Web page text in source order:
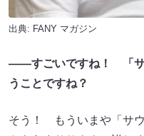
出典: FANY マガジン
――すごいですね！ 「サ
うことですね？
そう！ もういまや「サ